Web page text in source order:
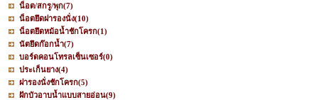
น็อต/สกรู/พุก(7)
น็อตยึดฝารองนั่ง(10)
น็อตยึดหม้อน้ำชักโครก(1)
นัตยึดก๊อกน้ำ(7)
บอร์ดคอนโทรลเซ็นเซอร์(0)
ประเก็นยาง(4)
ฝารองนั่งชักโครก(5)
ฝักบัวอาบน้ำแบบสายอ่อน(9)